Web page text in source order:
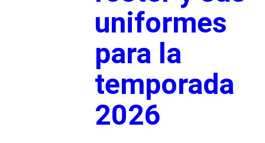
uniformes
para la
temporada
2026